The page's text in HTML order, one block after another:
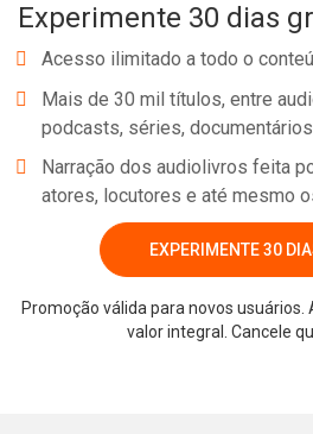
Experimente 30 dias
Acesso ilimitado a todo o
Mais de 30 mil títulos, entre
podcasts, séries,
Narração dos audiolivros feita
atores, locutores e até mesmo
EXPERIMENTE 30
Promoção válida para novos usuários.
valor integral. Cancele
Whatsapp Facebook